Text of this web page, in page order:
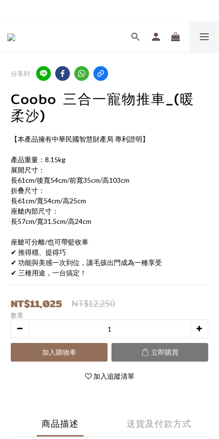
分享到
Coobo 三合一寵物推車_(暖
柔沙)
【本產品擁有中華民國智慧財產局 專利證明】
產品重量：8.15kg
展開尺寸：
長61cm/後寬54cm/前寬35cm/高103cm
折叠尺寸：
長61cm/寬54cm/高25cm
座艙內部尺寸：
長57cm/寬31.5cm/高24cm
座艙可分離/也可帶籃收車
✔ 推得穩、提得巧
✔ 功能與美感一次到位，讓毛孩出門成為一種享受
✔ 三種用途，一台搞定！
NT$11,025 NT$12,250
數量
加入購物車 立即購買
加入追蹤清單
商品描述 送貨及付款方式